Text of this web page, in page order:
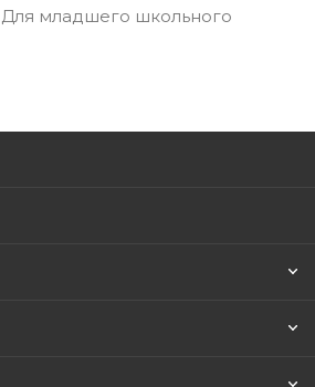
Для младшего школьного